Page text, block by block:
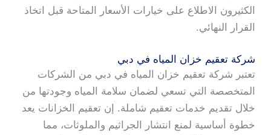
الكثيرون الاطلاع على خيارات الأسعار المتاحة قبل اتخاذ
القرار النهائي.
شركة تعقيم خزان المياه في دبي
تعتبر شركة تعقيم خزان المياه في دبي من الشركات
المتخصصة التي تسعي لضمان سلامة المياه وجودتها من
خلال تقديم خدمات تعقيم شاملة. إن تعقيم الخزانات يعد
خطوة أساسية لمنع انتشار الجراثيم والملوثات، مما